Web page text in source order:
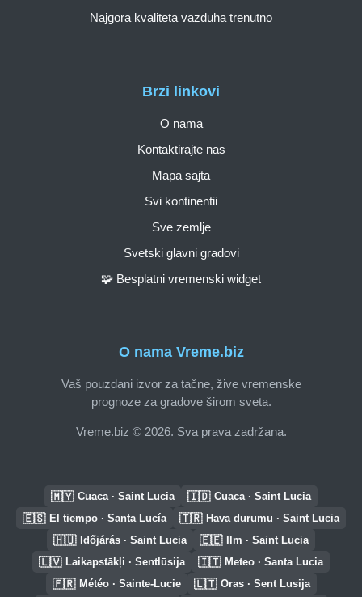
O nama Vreme.biz
Vaš pouzdani izvor za tačne, žive vremenske
prognoze za gradove širom sveta.
Vreme.biz © 2026. Sva prava zadržana.
Brzi linkovi
O nama
Kontaktirajte nas
Mapa sajta
Svi kontinentii
Sve zemlje
Svetski glavni gradovi
🧩 Besplatni vremenski widget
Najgora kvaliteta vazduha trenutno
🇲🇾 Cuaca · Saint Lucia 🇮🇩 Cuaca · Saint Lucia
🇪🇸 El tiempo · Santa Lucía 🇹🇷 Hava durumu · Saint Lucia
🇭🇺 Időjárás · Saint Lucia 🇪🇪 Ilm · Saint Lucia
🇱🇻 Laikapstākļi · Sentlūsija 🇮🇹 Meteo · Santa Lucia
🇫🇷 Météo · Sainte-Lucie 🇱🇹 Oras · Sent Lusija